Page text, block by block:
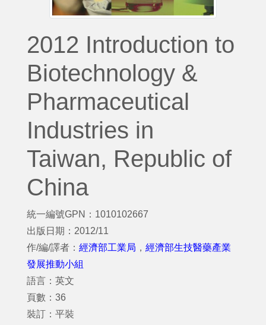
2012 Introduction to
Biotechnology &
Pharmaceutical
Industries in
Taiwan, Republic of
China
統一編號GPN：1010102667
出版日期：2012/11
作/編/譯者： 經濟部工業局 ， 經濟部生技醫藥產業
發展推動小組
語言：英文
頁數：36
裝訂：平裝